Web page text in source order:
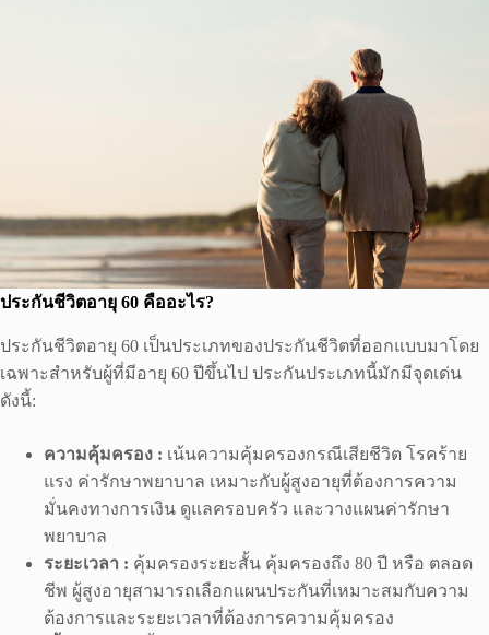
ประกันชีวิตอายุ 60 คืออะไร?
ประกันชีวิตอายุ 60 เป็นประเภทของประกันชีวิตที่ออกแบบมาโดย
เฉพาะสำหรับผู้ที่มีอายุ 60 ปีขึ้นไป ประกันประเภทนี้มักมีจุดเด่น
ดังนี้:
ความคุ้มครอง : เน้นความคุ้มครองกรณีเสียชีวิต โรคร้าย
แรง ค่ารักษาพยาบาล เหมาะกับผู้สูงอายุที่ต้องการความ
มั่นคงทางการเงิน ดูแลครอบครัว และวางแผนค่ารักษา
พยาบาล
ระยะเวลา : คุ้มครองระยะสั้น คุ้มครองถึง 80 ปี หรือ ตลอด
ชีพ ผู้สูงอายุสามารถเลือกแผนประกันที่เหมาะสมกับความ
ต้องการและระยะเวลาที่ต้องการความคุ้มครอง